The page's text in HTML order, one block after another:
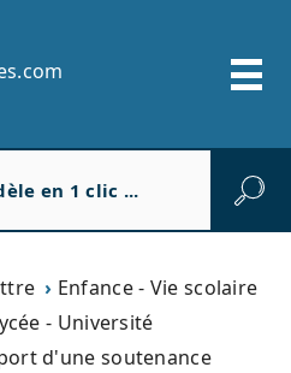
Enfance - Vie scolaire
- Université
d'une soutenance